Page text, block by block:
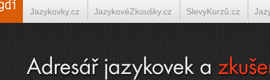
Jazykovky.cz JazykovéZkoušky.cz SlevyKurzů.cz
Španělština on-line Italština on-line Tlumočení-